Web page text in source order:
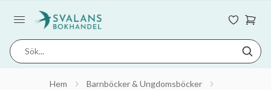
Hem
Barnböcker & Ungdomsböcker